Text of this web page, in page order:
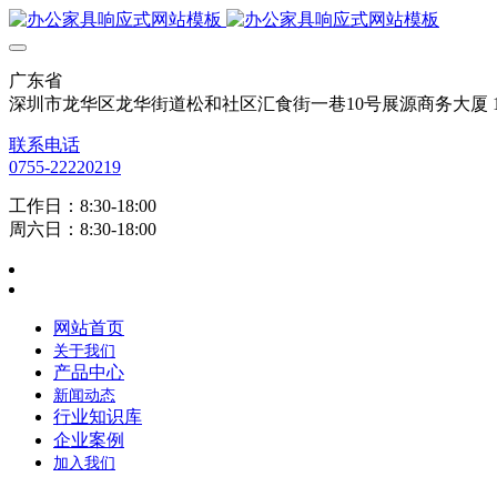
广东省
深圳市龙华区龙华街道松和社区汇食街一巷10号展源商务大厦
联系电话
0755-22220219
工作日：8:30-18:00
周六日：8:30-18:00
网站首页
关于我们
产品中心
新闻动态
行业知识库
企业案例
加入我们